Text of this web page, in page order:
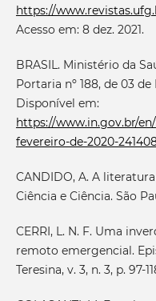
https://
Acesso em: 8 dez. 2021.
BRASIL. Ministério da
Portaria nº 188, de 03
Disponível em:
https://www.in.gov.br/
fevereiro-de-2020-
CANDIDO, A. A
Ciência e Ciência. São
CERRI, L. N. F. Uma
remoto emergencial.
Teresina, v. 3, n. 3, p. 97-